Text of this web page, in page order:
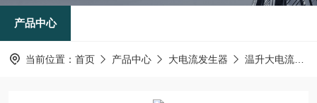
产品中心
当前位置： 首页 产品中心 大电流发生器 温升大电流发生器